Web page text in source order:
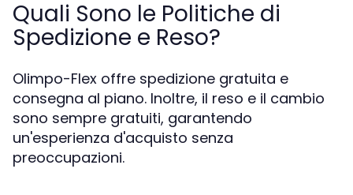
Quali Sono le Politiche di
Spedizione e Reso?
Olimpo-Flex offre spedizione gratuita e
consegna al piano. Inoltre, il reso e il cambio
sono sempre gratuiti, garantendo
un'esperienza d'acquisto senza
preoccupazioni.